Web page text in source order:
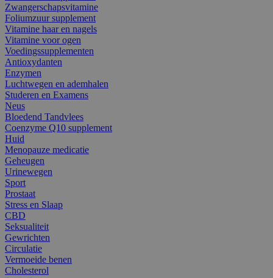
Zwangerschapsvitamine
Foliumzuur supplement
Vitamine haar en nagels
Vitamine voor ogen
Voedingssupplementen
Antioxydanten
Enzymen
Luchtwegen en ademhalen
Studeren en Examens
Neus
Bloedend Tandvlees
Coenzyme Q10 supplement
Huid
Menopauze medicatie
Geheugen
Urinewegen
Sport
Prostaat
Stress en Slaap
CBD
Seksualiteit
Gewrichten
Circulatie
Vermoeide benen
Cholesterol